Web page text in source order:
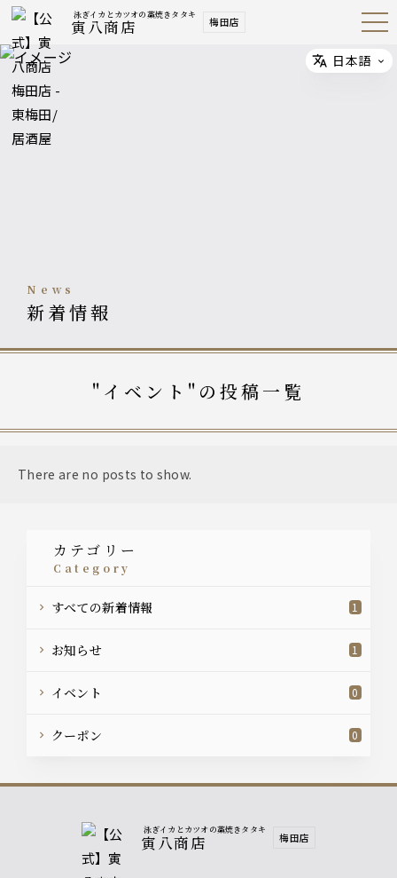
泳ぎイカとカツオの藁焼きタタキ
寅八商店 梅田店 Open
Navig
news
新着情報
"イベント"の投稿一覧
There are no posts to show.
カテゴリー
category
すべての新着情報 1
お知らせ 1
イベント 0
クーポン 0
Select
日本語
泳ぎイカとカツオの藁焼きタタキ
寅八商店 梅田店